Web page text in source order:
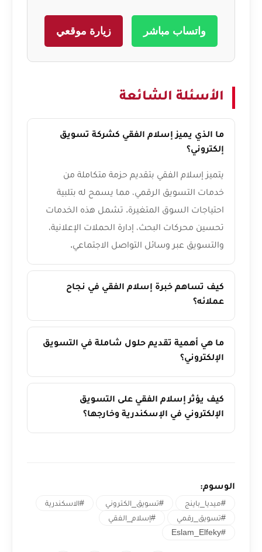
واتساب مباشر زيارة موقعي
الأسئلة الشائعة
ما الذي يميز إسلام الفقي كشركة تسويق
إلكتروني؟
يتميز إسلام الفقي بتقديم حزمة متكاملة من
خدمات التسويق الرقمي، مما يسمح له بتلبية
احتياجات السوق المتغيرة. تشمل هذه الخدمات
تحسين محركات البحث، إدارة الحملات الإعلانية،
والتسويق عبر وسائل التواصل الاجتماعي.
كيف تساهم خبرة إسلام الفقي في نجاح
عملائه؟
ما هي أهمية تقديم حلول شاملة في التسويق
الإلكتروني؟
كيف يؤثر إسلام الفقي على التسويق
الإلكتروني في الإسكندرية وخارجها؟
الوسوم:
#ميديا_باينج #تسويق_الكتروني
#الاسكندرية
#تسويق_رقمي
#إسلام_الفقي
#Eslam_Elfeky